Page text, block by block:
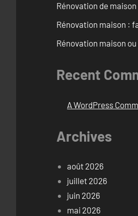
Rénovation de
Rénovation maison :
Rénovation maison
Recent
A WordPress
Archives
août 2026
juillet 2026
juin 2026
mai 2026